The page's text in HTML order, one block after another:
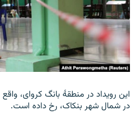
این رویداد در منطقۀ بانگ کروای، واقع
در شمال شهر بنکاک، رخ داده است.